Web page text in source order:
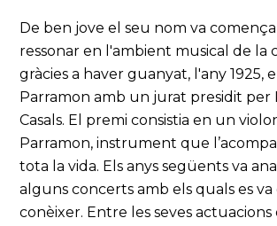
De ben jove el seu nom va
ressonar en l'ambient musical de la
gràcies a haver guanyat, l'any 1925,
Parramon amb un jurat presidit per
Casals. El premi consistia en un
Parramon, instrument que
tota la vida. Els anys següents va
alguns concerts amb els quals es va
conèixer. Entre les seves actuacions